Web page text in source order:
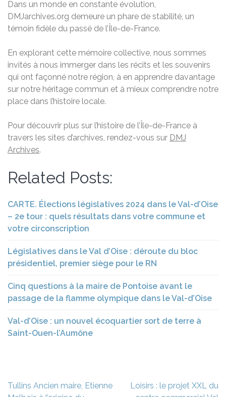
Dans un monde en constante évolution,
DMJarchives.org demeure un phare de stabilité, un
témoin fidèle du passé de l’Île-de-France.
En explorant cette mémoire collective, nous sommes
invités à nous immerger dans les récits et les souvenirs
qui ont façonné notre région, à en apprendre davantage
sur notre héritage commun et à mieux comprendre notre
place dans l’histoire locale.
Pour découvrir plus sur l’histoire de l’Île-de-France à
travers les sites d’archives, rendez-vous sur DMJ
Archives.
Related Posts:
CARTE. Élections législatives 2024 dans le Val-d’Oise
– 2e tour : quels résultats dans votre commune et
votre circonscription
Législatives dans le Val d’Oise : déroute du bloc
présidentiel, premier siège pour le RN
Cinq questions à la maire de Pontoise avant le
passage de la flamme olympique dans le Val-d’Oise
Val-d’Oise : un nouvel écoquartier sort de terre à
Saint-Ouen-l’Aumône
Navigation
Tullins Ancien maire, Etienne
Loisirs : le projet XXL du